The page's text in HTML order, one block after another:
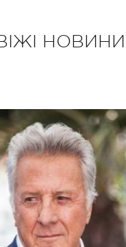
НОВИНИ